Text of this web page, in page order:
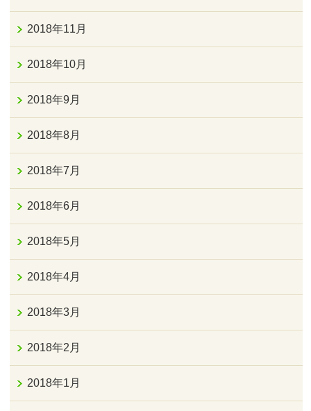
2018年11月
2018年10月
2018年9月
2018年8月
2018年7月
2018年6月
2018年5月
2018年4月
2018年3月
2018年2月
2018年1月